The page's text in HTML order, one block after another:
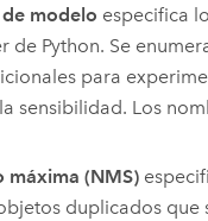
modelo especifica
de Python. Se
para
sensibilidad. Los
máxima (NMS)
duplicados